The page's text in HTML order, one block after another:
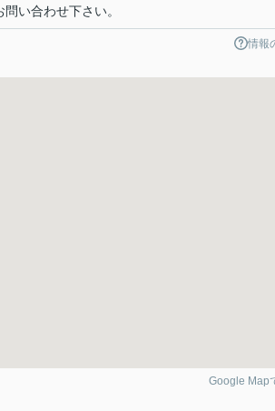
い合わせ下さい。
情報
Google Map